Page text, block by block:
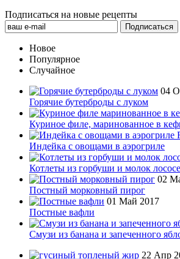
Подписаться на новые рецепты
Новое
Популярное
Случайное
04
Горячие бутерброды с луком
Куриное филе, маринованное в
Индейка с овощами в аэрогриле
Котлеты из горбуши и молок
02
Постный морковный пирог
01 Май 2017
Постные вафли
Смузи из банана и запеченного
22 Апр